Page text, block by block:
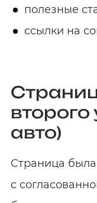
полезные
ссылки на
авто)
Страница была
с